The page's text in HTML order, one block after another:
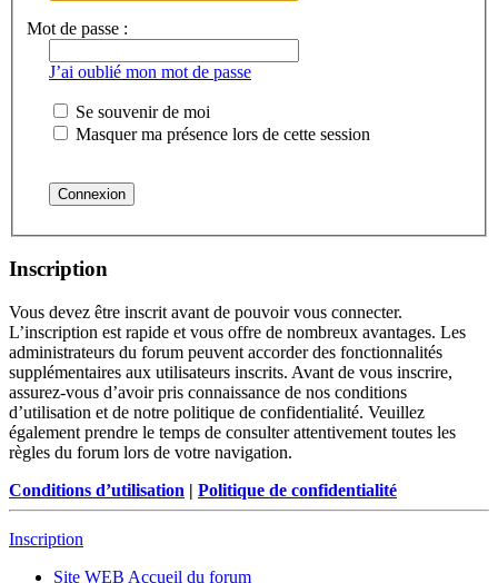
Mot de passe :
J’ai oublié mon mot de passe
Se souvenir de moi
Masquer ma présence lors de cette session
Inscription
Vous devez être inscrit avant de pouvoir vous connecter.
L’inscription est rapide et vous offre de nombreux avantages. Les
administrateurs du forum peuvent accorder des fonctionnalités
supplémentaires aux utilisateurs inscrits. Avant de vous inscrire,
assurez-vous d’avoir pris connaissance de nos conditions
d’utilisation et de notre politique de confidentialité. Veuillez
également prendre le temps de consulter attentivement toutes les
règles du forum lors de votre navigation.
Conditions d’utilisation | Politique de confidentialité
Inscription
Site WEB Accueil du forum